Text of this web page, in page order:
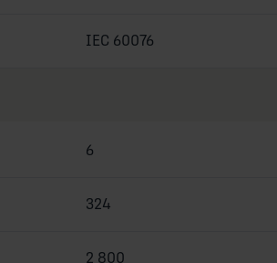
IEC 60076
6
324
2 800